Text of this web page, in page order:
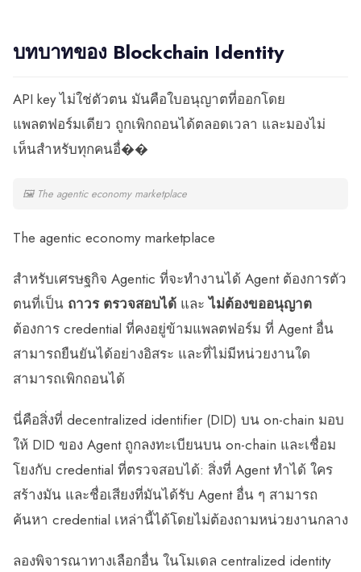
บทบาทของ Blockchain Identity
API key ไม่ใช่ตัวตน มันคือใบอนุญาตที่ออกโดย
แพลตฟอร์มเดียว ถูกเพิกถอนได้ตลอดเวลา และมองไม่
เห็นสำหรับทุกคนอื่��
🖼 The agentic economy marketplace
The agentic economy marketplace
สำหรับเศรษฐกิจ Agentic ที่จะทำงานได้ Agent ต้องการตัว
ตนที่เป็น ถาวร ตรวจสอบได้ และไม่ต้องขออนุญาต
ต้องการ credential ที่คงอยู่ข้ามแพลตฟอร์ม ที่ Agent อื่น
สามารถยืนยันได้อย่างอิสระ และที่ไม่มีหน่วยงานใด
สามารถเพิกถอนได้
นี่คือสิ่งที่ decentralized identifier (DID) บน on-chain มอบ
ให้ DID ของ Agent ถูกลงทะเบียนบน on-chain และเชื่อม
โยงกับ credential ที่ตรวจสอบได้: สิ่งที่ Agent ทำได้ ใคร
สร้างมัน และชื่อเสียงที่มันได้รับ Agent อื่น ๆ สามารถ
ค้นหา credential เหล่านี้ได้โดยไม่ต้องถามหน่วยงานกลาง
ลองพิจารณาทางเลือกอื่น ในโมเดล centralized identity